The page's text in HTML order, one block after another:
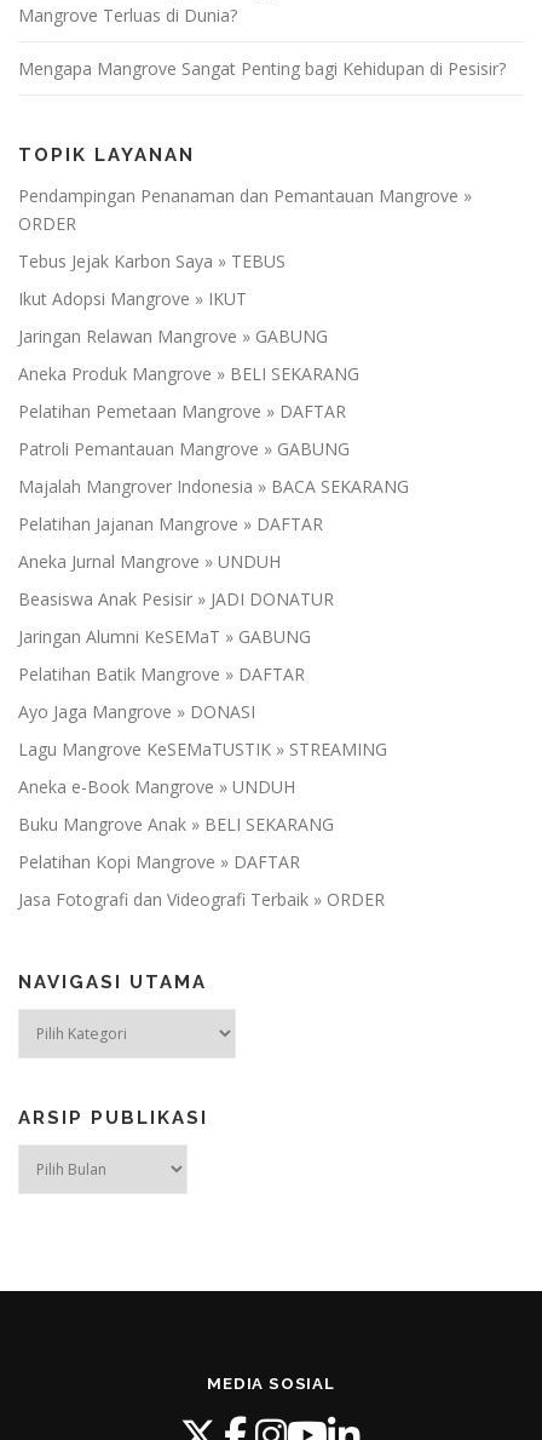
Mangrove Terluas di Dunia?
Mengapa Mangrove Sangat Penting bagi Kehidupan di Pesisir?
TOPIK LAYANAN
Pendampingan Penanaman dan Pemantauan Mangrove »
ORDER
Tebus Jejak Karbon Saya » TEBUS
Ikut Adopsi Mangrove » IKUT
Jaringan Relawan Mangrove » GABUNG
Aneka Produk Mangrove » BELI SEKARANG
Pelatihan Pemetaan Mangrove » DAFTAR
Patroli Pemantauan Mangrove » GABUNG
Majalah Mangrover Indonesia » BACA SEKARANG
Pelatihan Jajanan Mangrove » DAFTAR
Aneka Jurnal Mangrove » UNDUH
Beasiswa Anak Pesisir » JADI DONATUR
Jaringan Alumni KeSEMaT » GABUNG
Pelatihan Batik Mangrove » DAFTAR
Ayo Jaga Mangrove » DONASI
Lagu Mangrove KeSEMaTUSTIK » STREAMING
Aneka e-Book Mangrove » UNDUH
Buku Mangrove Anak » BELI SEKARANG
Pelatihan Kopi Mangrove » DAFTAR
Jasa Fotografi dan Videografi Terbaik » ORDER
NAVIGASI UTAMA
UTAMA
ARSIP PUBLIKASI
PUBLIKASI
MEDIA SOSIAL